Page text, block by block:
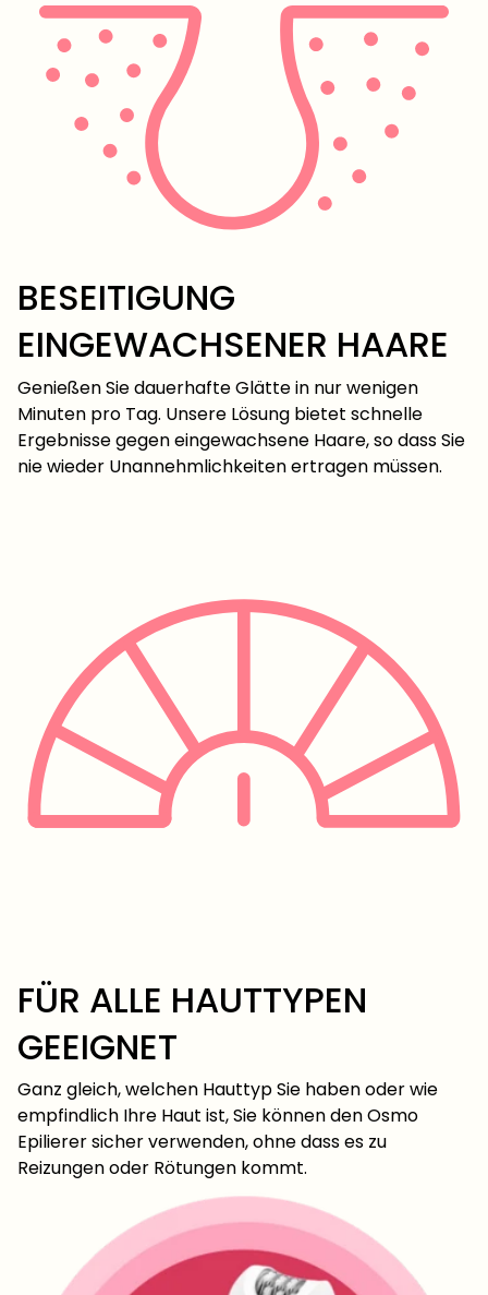
BESEITIGUNG
EINGEWACHSENER HAARE
Genießen Sie dauerhafte Glätte in nur wenigen
Minuten pro Tag. Unsere Lösung bietet schnelle
Ergebnisse gegen eingewachsene Haare, so dass Sie
nie wieder Unannehmlichkeiten ertragen müssen.
FÜR ALLE HAUTTYPEN
GEEIGNET
Ganz gleich, welchen Hauttyp Sie haben oder wie
empfindlich Ihre Haut ist, Sie können den Osmo
Epilierer sicher verwenden, ohne dass es zu
Reizungen oder Rötungen kommt.